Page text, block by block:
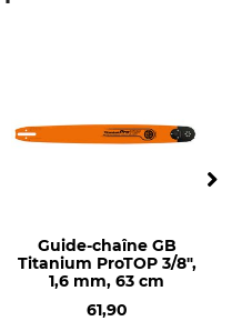
PS 6100
242
339
340
345
Guide-chaîne GB
Titanium ProTOP 3/8",
1,6 mm, 63 cm
61,90